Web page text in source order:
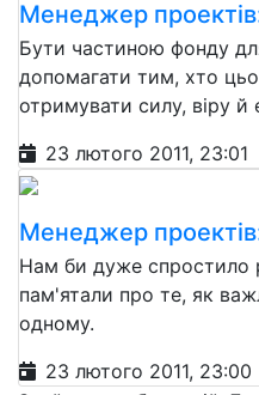
Менеджер
Бути частиною фонду
допомагати тим, хто
отримувати силу, віру й
23 лютого 2011, 23:01
Менеджер
Нам би дуже спростило
пам'ятали про те, як
одному.
23 лютого 2011, 23:00